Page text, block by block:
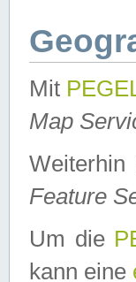
Mit
Map
Feature
Um die
kann eine